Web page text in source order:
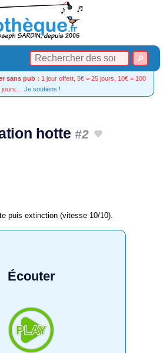
sans pub : 1 jour offert, 5€ = 25 jours, 10€ = 100
jours… Je soutiens !
hotte#2
puis extinction (vitesse 10/10).
Écouter